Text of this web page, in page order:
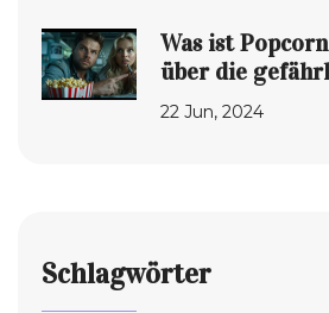
Was ist
über die
22 Jun, 2024
Schlagwörter